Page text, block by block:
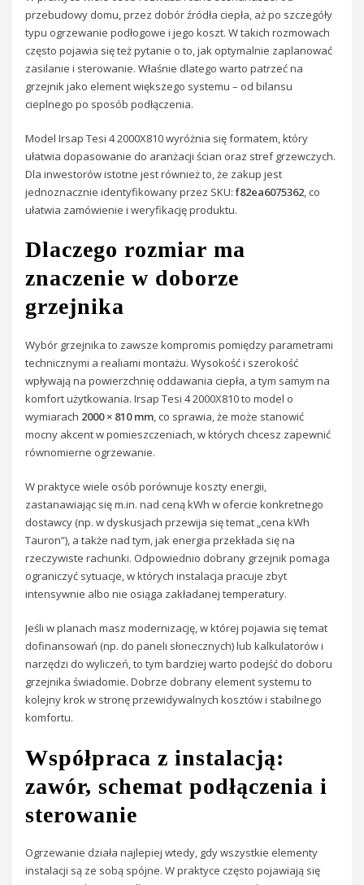
przebudowy domu, przez dobór źródła ciepła, aż po szczegóły
typu ogrzewanie podłogowe i jego koszt. W takich rozmowach
często pojawia się też pytanie o to, jak optymalnie zaplanować
zasilanie i sterowanie. Właśnie dlatego warto patrzeć na
grzejnik jako element większego systemu – od bilansu
cieplnego po sposób podłączenia.
Model Irsap Tesi 4 2000X810 wyróżnia się formatem, który
ułatwia dopasowanie do aranżacji ścian oraz stref grzewczych.
Dla inwestorów istotne jest również to, że zakup jest
jednoznacznie identyfikowany przez SKU:f82ea6075362, co
ułatwia zamówienie i weryfikację produktu.
Dlaczego rozmiar ma
znaczenie w doborze
grzejnika
Wybór grzejnika to zawsze kompromis pomiędzy parametrami
technicznymi a realiami montażu. Wysokość i szerokość
wpływają na powierzchnię oddawania ciepła, a tym samym na
komfort użytkowania. Irsap Tesi 4 2000X810 to model o
wymiarach 2000 × 810 mm , co sprawia, że może stanowić
mocny akcent w pomieszczeniach, w których chcesz zapewnić
równomierne ogrzewanie.
W praktyce wiele osób porównuje koszty energii,
zastanawiając się m.in. nad ceną kWh w ofercie konkretnego
dostawcy (np. w dyskusjach przewija się temat „cena kWh
Tauron”), a także nad tym, jak energia przekłada się na
rzeczywiste rachunki. Odpowiednio dobrany grzejnik pomaga
ograniczyć sytuacje, w których instalacja pracuje zbyt
intensywnie albo nie osiąga zakładanej temperatury.
Jeśli w planach masz modernizację, w której pojawia się temat
dofinansowań (np. do paneli słonecznych) lub kalkulatorów i
narzędzi do wyliczeń, to tym bardziej warto podejść do doboru
grzejnika świadomie. Dobrze dobrany element systemu to
kolejny krok w stronę przewidywalnych kosztów i stabilnego
komfortu.
Współpraca z instalacją:
zawór, schemat podłączenia i
sterowanie
Ogrzewanie działa najlepiej wtedy, gdy wszystkie elementy
instalacji są ze sobą spójne. W praktyce często pojawiają się